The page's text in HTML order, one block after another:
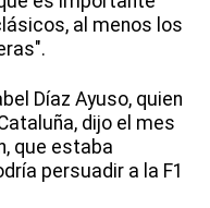
al menos los
Díaz Ayuso, quien
dijo el mes
que estaba
persuadir a la F1